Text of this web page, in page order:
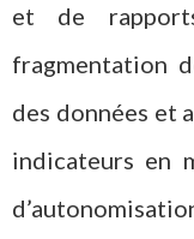
et de
fragmentation
des données et
indicateurs en